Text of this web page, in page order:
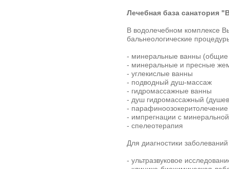
Лечебная база санатория
В водолечебном комплексе
бальнеологические
- минеральные ванны
- минеральные и пресные
- углекислые ванны
- подводный душ-массаж
- гидромассажные ванны
- душ гидромассажный
- парафиноозокеритолечение
- импрегнации с
- спелеотерапия
Для диагностики
- ультразвуковое